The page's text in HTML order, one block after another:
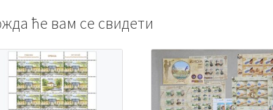
ће вам се свидети